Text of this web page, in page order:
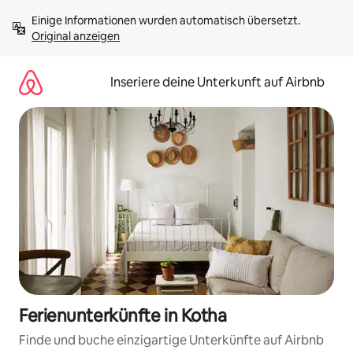
Inhalten
springenOriginal anzeigen
Inseriere deine Unterkunft auf Airbnb
Ferienunterkünfte in Kotha
Finde und buche einzigartige Unterkünfte auf Airbnb